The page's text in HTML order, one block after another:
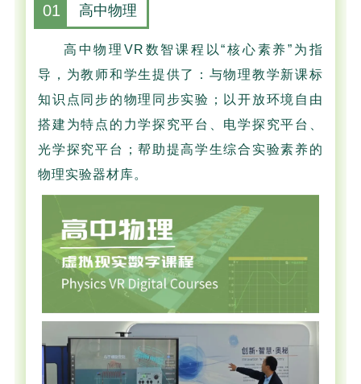
01 高中物理
高中物理VR数智课程以“核心素养”为指
导，为教师和学生提供了：与物理教学新课标
知识点同步的物理同步实验；以开放环境自由
搭建为特点的力学探究平台、电学探究平台、
光学探究平台；帮助提高学生综合实验素养的
物理实验器材库。